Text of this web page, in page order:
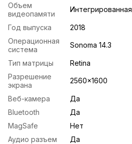
Объем
видеопамяти
Интегрированная
Год выпуска
2018
Операционная
система
Sonoma 14.3
Тип матрицы
Retina
Разрешение
экрана
2560x1600
Веб-камера
Да
Bluetooth
Да
MagSafe
Нет
Аудио разъем
Да